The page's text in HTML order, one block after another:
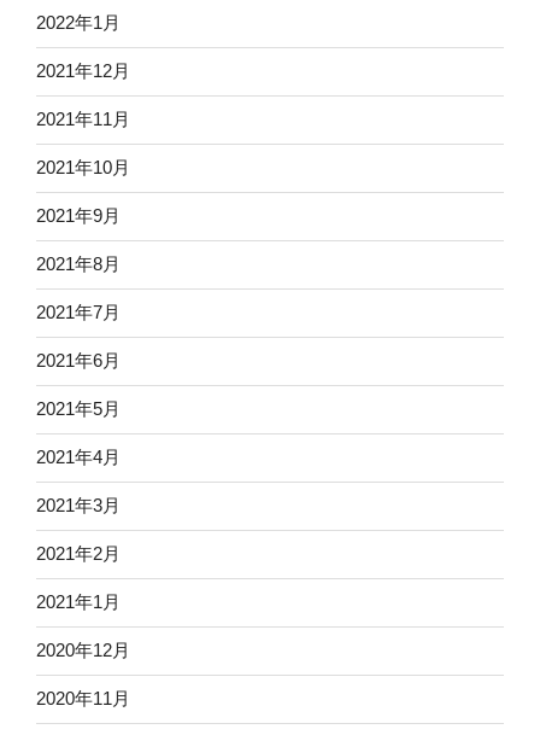
2022年1月
2021年12月
2021年11月
2021年10月
2021年9月
2021年8月
2021年7月
2021年6月
2021年5月
2021年4月
2021年3月
2021年2月
2021年1月
2020年12月
2020年11月